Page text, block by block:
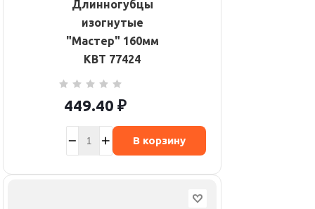
Длинногубцы
изогнутые
"Мастер" 160мм
КВТ 77424
449.40 ₽
В корзину